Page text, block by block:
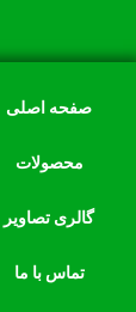
صفحه اصلی
محصولات
گالری تصاویر
تماس با ما